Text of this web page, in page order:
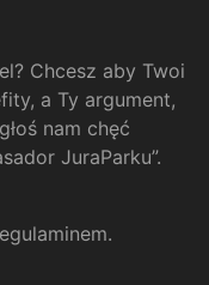
Chcesz aby Twoi
a Ty argument,
nam chęć
JuraParku”.
.